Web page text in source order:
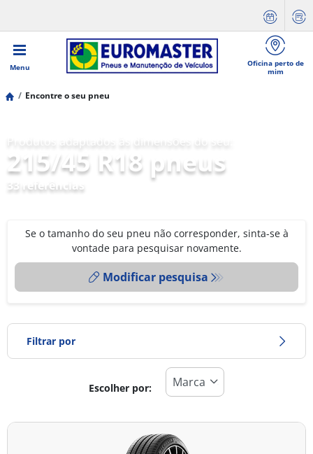
Menu
Oficina perto de
mim
Encontre o seu pneu
215/45 R18 pneus
33 referências
Se o tamanho do seu pneu não corresponder, sinta-se à
vontade para pesquisar novamente.
Modificar pesquisa
Filtrar por
Todos os tipos (33)
Escolher por: